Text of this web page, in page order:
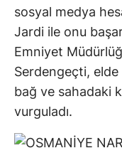
sosyal medya
Jardi ile onu
Emniyet
Serdengeçti, elde
bağ ve sahadaki
vurguladı.